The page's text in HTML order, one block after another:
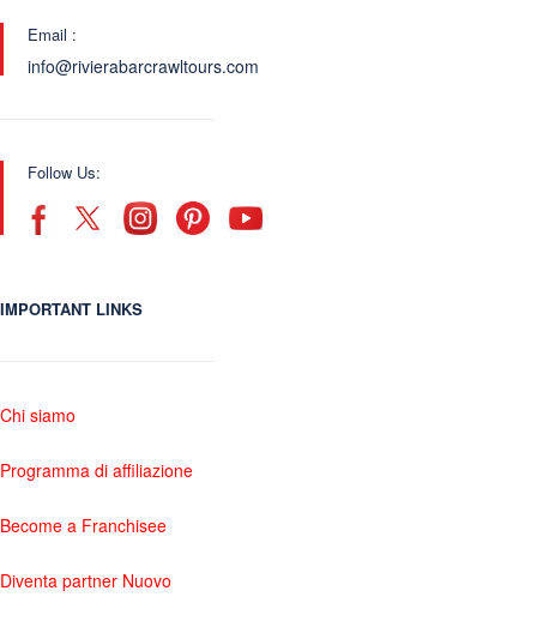
Email :
info@rivierabarcrawltours.com
Follow Us:
IMPORTANT LINKS
Chi siamo
Programma di affiliazione
Become a Franchisee
Diventa partner Nuovo